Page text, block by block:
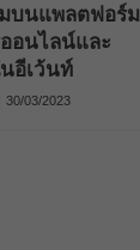
บนแพลตฟอร์ม
อนไลน์และ
อีเว้นท์
30/03/2023